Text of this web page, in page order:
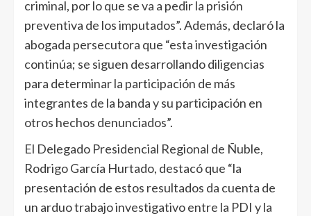
criminal, por lo que se va a pedir la prisión
preventiva de los imputados”. Además, declaró la
abogada persecutora que “esta investigación
continúa; se siguen desarrollando diligencias
para determinar la participación de más
integrantes de la banda y su participación en
otros hechos denunciados”.
El Delegado Presidencial Regional de Ñuble,
Rodrigo García Hurtado, destacó que “la
presentación de estos resultados da cuenta de
un arduo trabajo investigativo entre la PDI y la